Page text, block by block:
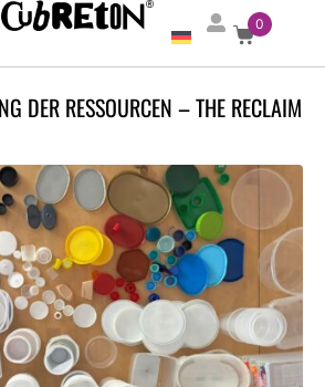
0
DER RESSOURCEN – THE RECLAIM